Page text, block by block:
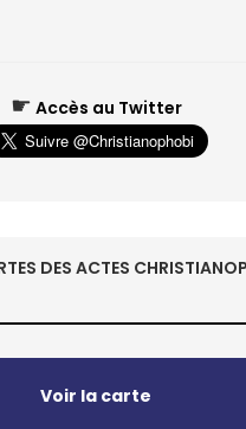
☛ Accès au Twitter
DES ACTES
Voir la carte